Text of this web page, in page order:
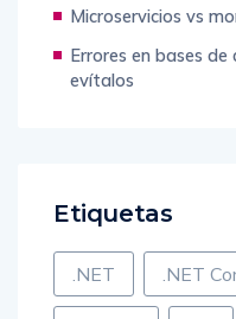
Errores en bases de
.NET .NET